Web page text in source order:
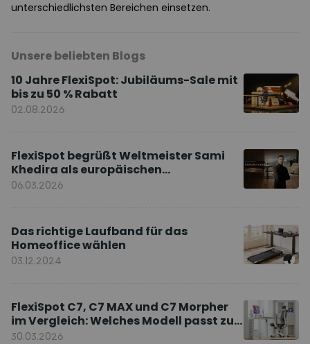
unterschiedlichsten Bereichen einsetzen.
Unsere beliebten Blogs
10 Jahre FlexiSpot: Jubiläums-Sale mit
bis zu 50 % Rabatt
02.08.2026
FlexiSpot begrüßt Weltmeister Sami
Khedira als europäischen
Markenbotschafter
06.03.2026
Das richtige Laufband für das
Homeoffice wählen
03.12.2024
FlexiSpot C7, C7 MAX und C7 Morpher
im Vergleich: Welches Modell passt zu
Ihnen?
30.03.2026